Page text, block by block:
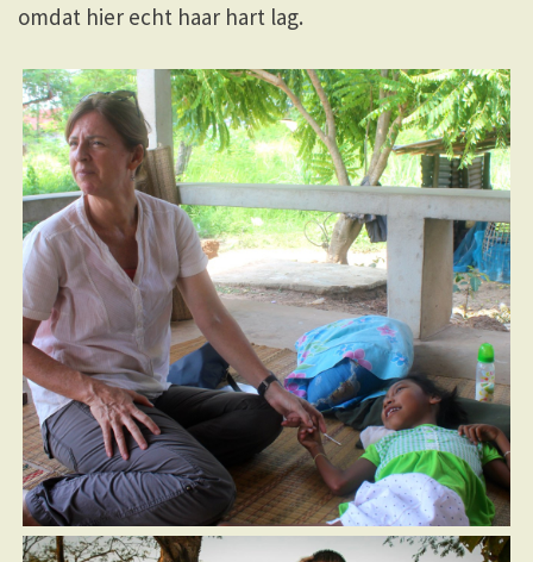
omdat hier echt haar hart lag.